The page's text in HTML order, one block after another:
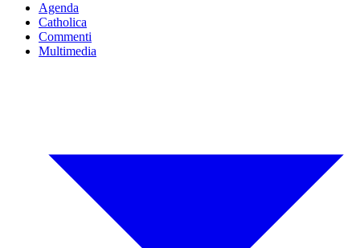
Agenda
Catholica
Commenti
Multimedia